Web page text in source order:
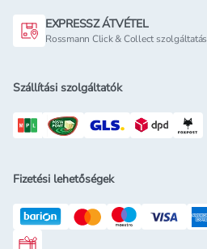
EXPRESSZ ÁTVÉTEL
Rossmann Click & Collect szolgáltatás
Szállítási szolgáltatók
Fizetési lehetőségek